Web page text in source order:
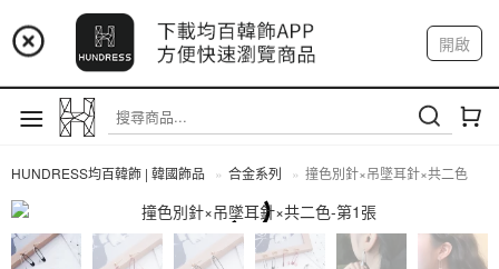
📢 市集預告：9/4-9/6 淡水捷運站
📢 市集預告：9/12-9/13 八里海巡基地
📢 市集預告：8/22-8/23 桃園青埔置地廣場
開啟
註冊 我的帳戶
HUNDRESS均百韓飾 | 韓國飾品 合金系列 撞色別針×吊墜耳針×共二色